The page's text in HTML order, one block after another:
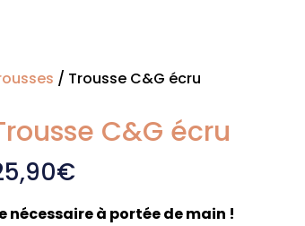
/ Trousse C&G écru
C&G écru
€
nécessaire à portée de main !